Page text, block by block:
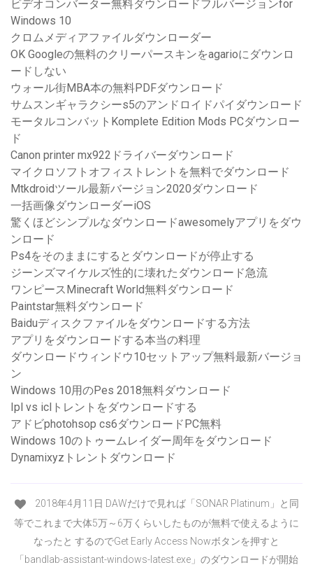
ビデオコンバーター無料ダウンロードフルバージョンfor
Windows 10
クロムメディアファイルダウンローダー
OK Googleの無料のクリーパースキンをagarioにダウンロ
ードしない
ウォール街MBA本の無料PDFダウンロード
サムスンギャラクシーs5のアンドロイドパイダウンロード
モータルコンバットKomplete Edition Mods PCダウンロー
ド
Canon printer mx922ドライバーダウンロード
マイクロソフトオフィストレントを無料でダウンロード
Mtkdroidツール最新バージョン2020ダウンロード
一括画像ダウンローダーiOS
驚くほどシンプルなダウンロードawesomelyアプリをダウ
ンロード
Ps4をそのままにするとダウンロードが停止する
ジーンズマイケルズ性的に壊れたダウンロード急流
ワンピースMinecraft World無料ダウンロード
Paintstar無料ダウンロード
Baiduディスクファイルをダウンロードする方法
アプリをダウンロードする本当の料理
ダウンロードウィンドウ10セットアップ無料最新バージョ
ン
Windows 10用のPes 2018無料ダウンロード
Ipl vs iclトレントをダウンロードする
アドビphotohsop cs6ダウンロードPC無料
Windows 10のトゥームレイダー周年をダウンロード
Dynamixyzトレントダウンロード
2018年4月11日 DAWだけで見れば「SONAR Platinum」と同
等でこれまで大体5万～6万くらいしたものが無料で使えるように
なったと するのでGet Early Access Nowボタンを押すと
「bandlab-assistant-windows-latest.exe」のダウンロードが開始